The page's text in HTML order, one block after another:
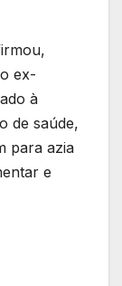
ex-
à
de saúde,
para azia
e